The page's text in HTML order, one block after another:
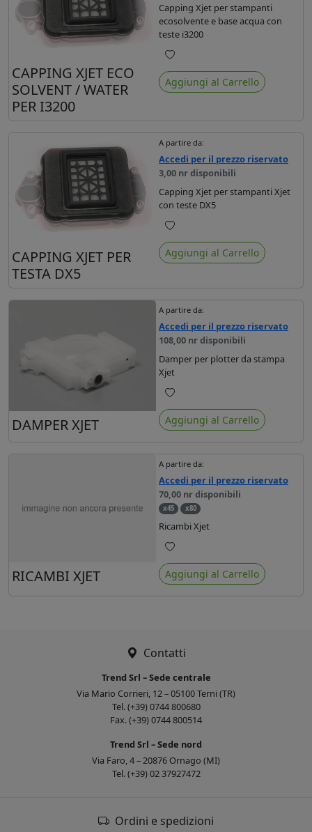
CAPPING XJET ECO
SOLVENT / WATER
PER I3200
Capping Xjet per stampanti
ecosolvente e base acqua con
teste i3200
Preferiti
Aggiungi al Carrello
CAPPING XJET PER
TESTA DX5
A partire da:
Accedi per il prezzo riservato
3,00 nr disponibili
Capping Xjet per stampanti Xjet
con teste DX5
Preferiti
Aggiungi al Carrello
DAMPER XJET
A partire da:
Accedi per il prezzo riservato
108,00 nr disponibili
Damper per plotter da stampa
Xjet
Preferiti
Aggiungi al Carrello
RICAMBI XJET
A partire da:
Accedi per il prezzo riservato
70,00 nr disponibili
x45 x80
Ricambi Xjet
Preferiti
Aggiungi al Carrello
Contatti
Trend Srl – Sede centrale
Via Mario Corrieri, 12 – 05100 Terni (TR)
Tel. (+39) 0744 800680
Fax. (+39) 0744 800514
Trend Srl – Sede nord
Via Faro, 4 – 20876 Ornago (MI)
Tel. (+39) 02 37927472
Ordini e spedizioni